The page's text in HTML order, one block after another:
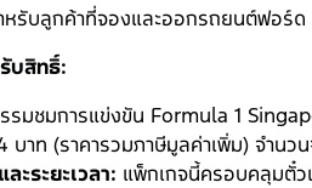
หรับลูกค้าที่จองและออกรถยนต์ฟอร์
บสิทธิ์:
รมชมการแข่งขัน Formula 1
บาท (ราคารวมภาษีมูลค่าเพิ่ม) จำนว
ะระยะเวลา: แพ็กเกจนี้ครอบคลุมตั๋ว